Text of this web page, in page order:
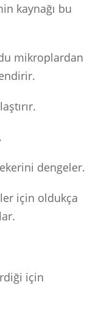
kaynağı bu
mikroplardan
dengeler.
için oldukça
için